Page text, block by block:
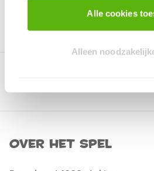
Alle cookies
Alleen
Over het spel